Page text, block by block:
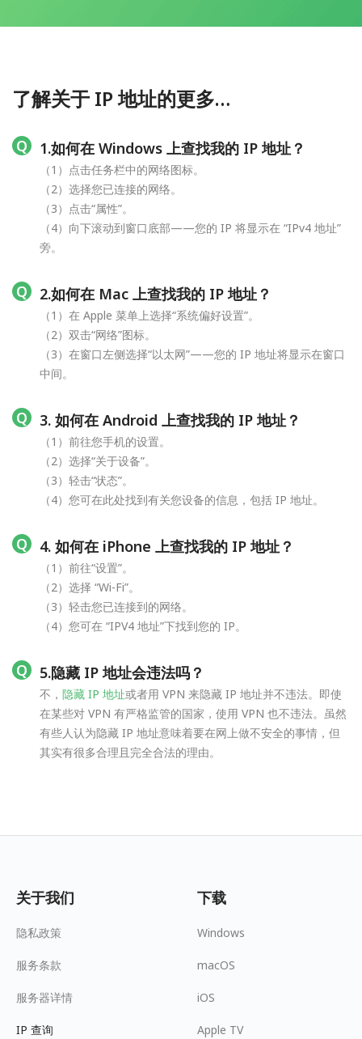
了解关于 IP 地址的更多…
1.如何在 Windows 上查找我的 IP 地址？
（1）点击任务栏中的网络图标。
（2）选择您已连接的网络。
（3）点击“属性”。
（4）向下滚动到窗口底部——您的 IP 将显示在 “IPv4 地址”
旁。
2.如何在 Mac 上查找我的 IP 地址？
（1）在 Apple 菜单上选择“系统偏好设置”。
（2）双击“网络”图标。
（3）在窗口左侧选择“以太网”——您的 IP 地址将显示在窗口
中间。
3. 如何在 Android 上查找我的 IP 地址？
（1）前往您手机的设置。
（2）选择“关于设备”。
（3）轻击“状态”。
（4）您可在此处找到有关您设备的信息，包括 IP 地址。
4. 如何在 iPhone 上查找我的 IP 地址？
（1）前往“设置”。
（2）选择 “Wi-Fi”。
（3）轻击您已连接到的网络。
（4）您可在 “IPV4 地址”下找到您的 IP。
5.隐藏 IP 地址会违法吗？
不， 隐藏 IP 地址或者用 VPN 来隐藏 IP 地址并不违法。即使
在某些对 VPN 有严格监管的国家，使用 VPN 也不违法。虽然
有些人认为隐藏 IP 地址意味着要在网上做不安全的事情，但
其实有很多合理且完全合法的理由。
关于我们
隐私政策
服务条款
服务器详情
IP 查询
下载
Windows
macOS
iOS
Apple TV